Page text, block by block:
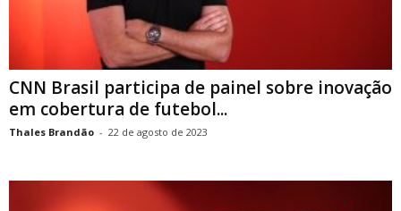
CNN Brasil participa de painel sobre inovação
em cobertura de futebol...
Thales Brandão - 22 de agosto de 2023